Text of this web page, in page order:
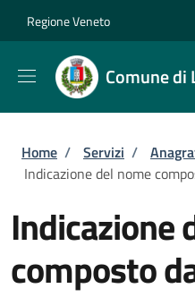
Regione Veneto
Comune di
Briciole di
Home / Servizi /
Indicazione del nome
Indicazione
composto